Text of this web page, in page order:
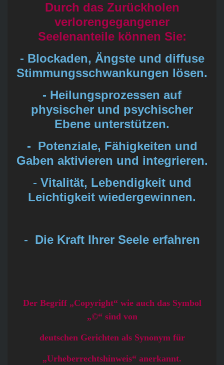
Durch das Zurückholen
verlorengegangener
Seelenanteile können Sie:
- Blockaden, Ängste und diffuse
Stimmungsschwankungen lösen.
- Heilungsprozessen auf
physischer und psychischer
Ebene unterstützen.
- Potenziale, Fähigkeiten und
Gaben aktivieren und integrieren.
- Vitalität, Lebendigkeit und
Leichtigkeit wiedergewinnen.
- Die Kraft Ihrer Seele erfahren
Der Begriff „Copyright“ wie auch das Symbol
„©“ sind von
deutschen Gerichten als Synonym für
„Urheberrechtshinweis“ anerkannt.